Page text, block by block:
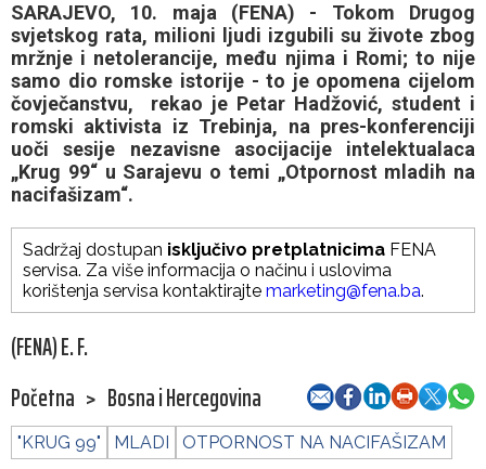
SARAJEVO, 10. maja (FENA) - Tokom Drugog
svjetskog rata, milioni ljudi izgubili su živote zbog
mržnje i netolerancije, među njima i Romi; to nije
samo dio romske istorije - to je opomena cijelom
čovječanstvu, rekao je Petar Hadžović, student i
romski aktivista iz Trebinja, na pres-konferenciji
uoči sesije nezavisne asocijacije intelektualaca
„Krug 99“ u Sarajevu o temi „Otpornost mladih na
nacifašizam“.
Sadržaj dostupan isključivo pretplatnicima FENA
servisa. Za više informacija o načinu i uslovima
korištenja servisa kontaktirajte marketing@fena.ba.
(FENA) E. F.
Početna > Bosna i Hercegovina
"KRUG 99" MLADI OTPORNOST NA NACIFAŠIZAM